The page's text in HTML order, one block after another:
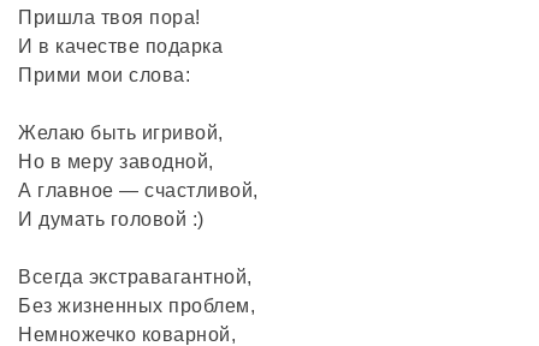
Пришла твоя пора!
И в качестве подарка
Прими мои слова:
Желаю быть игривой,
Но в меру заводной,
А главное — счастливой,
И думать головой :)
Всегда экстравагантной,
Без жизненных проблем,
Немножечко коварной,